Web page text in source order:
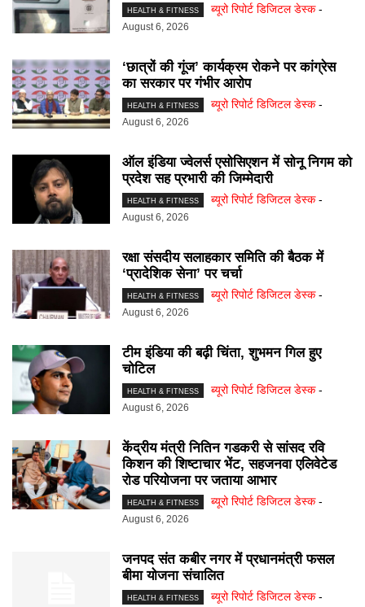
HEALTH & FITNESS ब्यूरो रिपोर्ट डिजिटल डेस्क -
August 6, 2026
‘छात्रों की गूंज’ कार्यक्रम रोकने पर कांग्रेस
का सरकार पर गंभीर आरोप
HEALTH & FITNESS ब्यूरो रिपोर्ट डिजिटल डेस्क -
August 6, 2026
ऑल इंडिया ज्वेलर्स एसोसिएशन में सोनू निगम को
प्रदेश सह प्रभारी की जिम्मेदारी
HEALTH & FITNESS ब्यूरो रिपोर्ट डिजिटल डेस्क -
August 6, 2026
रक्षा संसदीय सलाहकार समिति की बैठक में
‘प्रादेशिक सेना’ पर चर्चा
HEALTH & FITNESS ब्यूरो रिपोर्ट डिजिटल डेस्क -
August 6, 2026
टीम इंडिया की बढ़ी चिंता, शुभमन गिल हुए
चोटिल
HEALTH & FITNESS ब्यूरो रिपोर्ट डिजिटल डेस्क -
August 6, 2026
केंद्रीय मंत्री नितिन गडकरी से सांसद रवि
किशन की शिष्टाचार भेंट, सहजनवा एलिवेटेड
रोड परियोजना पर जताया आभार
HEALTH & FITNESS ब्यूरो रिपोर्ट डिजिटल डेस्क -
August 6, 2026
जनपद संत कबीर नगर में प्रधानमंत्री फसल
बीमा योजना संचालित
HEALTH & FITNESS ब्यूरो रिपोर्ट डिजिटल डेस्क -